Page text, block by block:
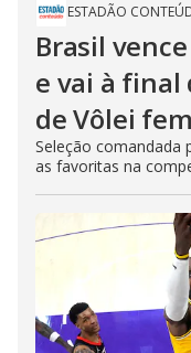
ESTADÃO
Brasil
e vai à final
de Vôlei
Seleção comandada
as favoritas na